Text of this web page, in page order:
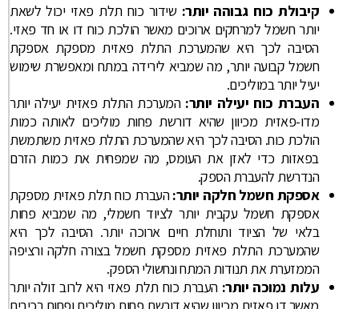
קיבולת כוח גבוהה יותר: שידור כוח תלת פאזי יכול לשאת
יותר חשמל למרחקים ארוכים מאשר הולכת כוח דו או חד פאזי.
הסיבה לכך היא שהמערכת התלת פאזית מספקת אספקת
חשמל קבועה יותר, מה שמביא לירידה במתח ומאפשרת שימוש
יעיל יותר במוליכים.
העברת כוח יעילה יותר: המערכת התלת פאזית יעילה יותר
מדו-פאזית מכיוון שהיא דורשת פחות מוליכים לאותה כמות
הולכת כוח. הסיבה לכך היא שהמערכת התלת פאזית משתמשת
בפאזות כדי לאזן את העומס, מה שמפחית את כמות הזרם
הנדרשת להעברת הספק.
אספקת חשמל חלקה יותר:העברת כוח תלת פאזית מספקת
אספקת חשמל עקבית יותר לציוד חשמלי, מה שמביא פחות
בלאי של הציוד ותוחלת חיים ארוכה יותר. הסיבה לכך היא
שהמערכת התלת פאזית מספקת חשמל בצורה חלקה ורציפה
הממזערת את תנודות המתח ונחשולי הספק.
עלות נמוכה יותר: העברת כוח תלת פאזי היא לרוב זולה יותר
מאשר דו פאזית מכיוון שהיא דורשת פחות מוליכים ופחות רכיבים